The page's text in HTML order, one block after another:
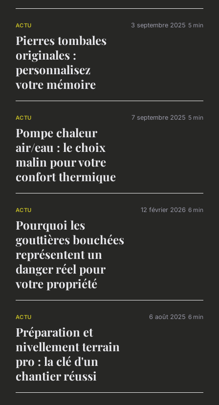
ACTU
Pierres tombales
originales :
personnalisez
votre mémoire
3 septembre 2025 5 min
ACTU
Pompe chaleur
air/eau : le choix
malin pour votre
confort thermique
7 septembre 2025 5 min
ACTU
Pourquoi les
gouttières bouchées
représentent un
danger réel pour
votre propriété
12 février 2026 6 min
ACTU
Préparation et
nivellement terrain
pro : la clé d'un
chantier réussi
6 août 2025 6 min